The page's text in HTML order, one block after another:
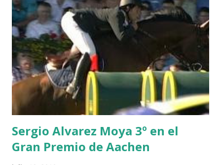
HERO -LEJAUNE 7 MO CHROI - O’BRIEN 8 CARMENA Z -
BREEN 9 JALLA DE GAVIERE -RAMZY AL DUHAMI 10
NOVEL -PHILIPPAERTS 3 triple 1 LATE NIGHT -LEVY 2 K
CLUB LADY -O’CONNOR 3 QUICK STUDY - HOUGH 4
LORENZO -AHLMANN 5 L’ESPOIR -GULLIKSEN 6
TOPINAMBOUR -LEPREVOST 7 WISCONSIN 111 -MOYA 8
INTERTOY Z - BRASH 9 HERALD –CORDON 10 SELDANA
DI CAMPALTO -SHARBATLY Vuelta Triunfal... el ganador
del Gran Premio en su vuelta de honor
Sergio Alvarez Moya 3º en el
Gran Premio de Aachen